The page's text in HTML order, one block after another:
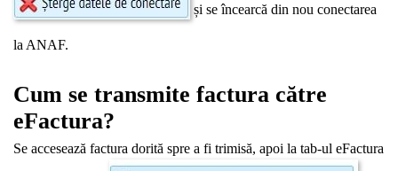
și se încearcă din nou conectarea
la ANAF.
Cum se transmite factura către
eFactura?
Se accesează factura dorită spre a fi trimisă, apoi la tab-ul eFactura